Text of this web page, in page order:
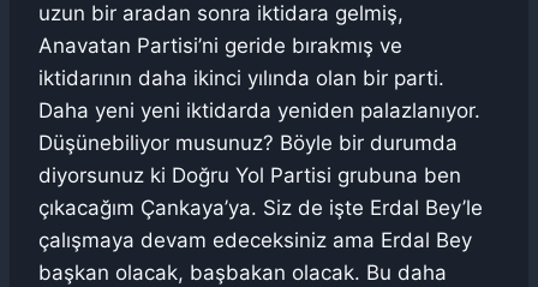
uzun bir aradan sonra iktidara gelmiş,
Anavatan Partisi’ni geride bırakmış ve
iktidarının daha ikinci yılında olan bir parti.
Daha yeni yeni iktidarda yeniden palazlanıyor.
Düşünebiliyor musunuz? Böyle bir durumda
diyorsunuz ki Doğru Yol Partisi grubuna ben
çıkacağım Çankaya’ya. Siz de işte Erdal Bey’le
çalışmaya devam edeceksiniz ama Erdal Bey
başkan olacak, başbakan olacak. Bu daha